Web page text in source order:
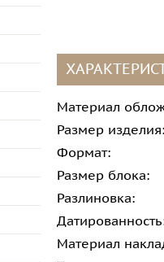
Материал
Размер изделия:
Формат:
Размер блока:
Разлиновка:
Материал